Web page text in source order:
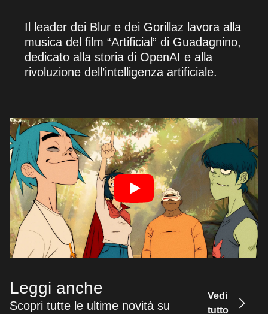
Il leader dei Blur e dei Gorillaz lavora alla
musica del film “Artificial” di Guadagnino,
dedicato alla storia di OpenAI e alla
rivoluzione dell’intelligenza artificiale.
Leggi anche
Scopri tutte le ultime novità su
Vedi
tutto